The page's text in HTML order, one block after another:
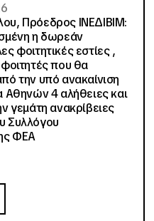
Πρόεδρος ΙΝΕΔΙΒΙΜ:
η δωρεάν
φοιτητικές εστίες ,
που θα
την υπό ανακαίνιση
Αθηνών 4 αλήθειες και
γεμάτη ανακρίβειες
Συλλόγου
ΦΕΑ